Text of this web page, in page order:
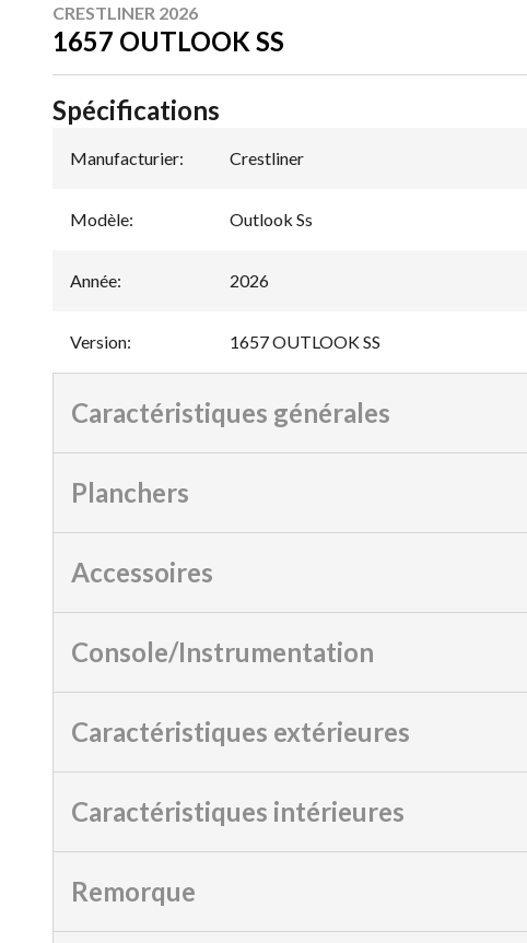
CRESTLINER 2026
1657 OUTLOOK SS
Spécifications
Manufacturier: Crestliner
Modèle: Outlook Ss
Année: 2026
Version: 1657 OUTLOOK SS
Caractéristiques générales
Planchers
Accessoires
Console/Instrumentation
Caractéristiques extérieures
Caractéristiques intérieures
Remorque